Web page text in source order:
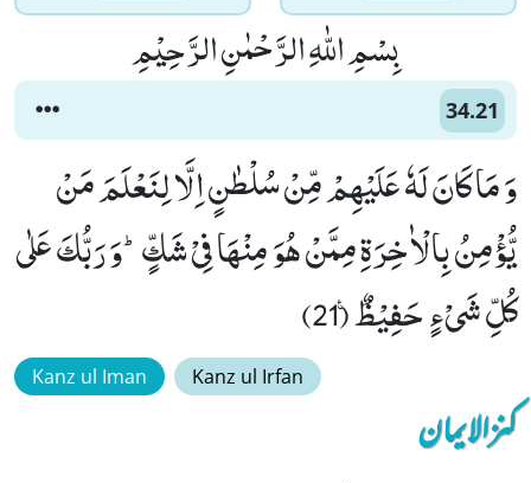
بِسْمِ اللّٰهِ الرَّحْمٰنِ الرَّحِیْمِ
34.21
وَ مَا كَانَ لَهٗ عَلَیْهِمْ مِّنْ سُلْطٰنٍ اِلَّا لِنَعْلَمَ مَنْ
یُّؤْمِنُ بِالْاٰخِرَةِ مِمَّنْ هُوَ مِنْهَا فِیْ شَكٍّؕ-وَ رَبُّكَ عَلٰى
كُلِّ شَیْءٍ حَفِیْظٌ۠ (21)
Kanz ul Iman Kanz ul Irfan
کنزالایمان